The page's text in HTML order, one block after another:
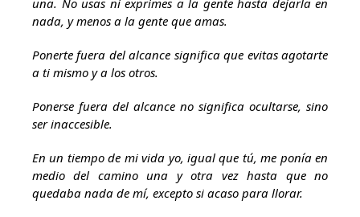
una. No usas ni exprimes a la gente hasta dejarla en
nada, y menos a la gente que amas.
Ponerte fuera del alcance significa que evitas agotarte
a ti mismo y a los otros.
Ponerse fuera del alcance no significa ocultarse, sino
ser inaccesible.
En un tiempo de mi vida yo, igual que tú, me ponía en
medio del camino una y otra vez hasta que no
quedaba nada de mí, excepto si acaso para llorar.